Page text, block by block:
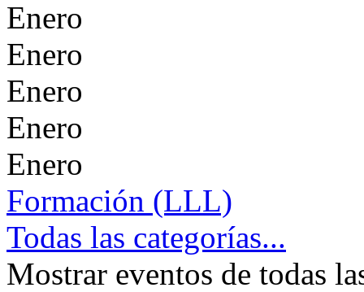
Enero
Enero
Enero
Enero
Enero
Formación (LLL)
Todas las categorías...
Mostrar eventos de todas